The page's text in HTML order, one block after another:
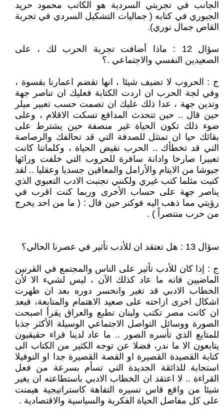
الجانب في تجربتي السردية هو الكاتب محمود حريد
الجبوري في كتابه ( جماليات التشكيل السردي في تجربة
القاص جمال نوري).
سؤال 12 : ماذا أضافت تجربة الحرب لك ، على
الصعيدين النفسي والاجتماعي .؟
ج : الحروب لا تضيف شيئا ، انها تقضم اعمارنا بقسوة ،
وفي لجة الحرب ان اردت الكتابة فعليك ان تناصر جهة
وتدين جهة ، عدا ذلك عليك ان تصمت حسب تعبير ميلر
حين قال .. حين تتحدث المدافع تسكت الاقلام ، وعلى
ضوء ذلك تكون الحياة غير منصفة حين يشترط على
بقائك حيا ان تمتثل للصدفة التي قد تحالفك والرصاصة
التي قد تخطأك .. الحرب نقيض الحياة ، وكلماتنا كانت
تعبيرا صارخا وادانة سافرة للحروب التي خلفت ورائها
جيوشا من الايتام والأرامل والمعاقين جسديا وعقليا .. لقد
كتبت مثلما كتب غيري ولكنني تجنبت الادب التعبوي الذي
يناصر جهة على حساب الأخرى وربما كنت اقرب في
رؤيتي مما ذهب اليه فوكنر حين قال : ( ما من احد يخرج
من حرب منتصراً ) .
سؤال 13 : هل تعتقد ان للأدب تأثير في عصرنا الحالي؟
ج : إذا كان للأدب تأثير على الناس والمجتمع في القرنين
الماضيين فانه ما عاد كذلك الآن ، ليس لشيء الا لأن
الخطاب الادبي قد تغير وانحسر دوره بعد ان ظهرت
اشكال اخرى ازاحته على صعيد الاهتمام والمتابعة، فبعد
ان كانت مصر تكتب ولبنان تطبع والعراق يقرأ اصبحت
الصورة ووسائل التواصل الاجتماعي الوسيلة الأكثر جذبا
للمتابع الذي تأسره الصور .. ما عاد لدينا قراء حقيقيون
يتابعون الا ما ندر، فضلا عن توجه الكثير من الكتاب الى
كتابة القصيدة القصيرة او القصة القصيرة جدا او النوفيلا
استجابة للذائقة الجديدة التي تسأم بسرعة من فعل
القراءة .. لا اعتقد ان الخطاب الادبي باستطاعته ان يغير
شيئا من واقع قاس تسيره التفاهة كاستراتيجية هيمنت
على كل مفاصل الحياة الفكرية والسياسية والاقتصادية .